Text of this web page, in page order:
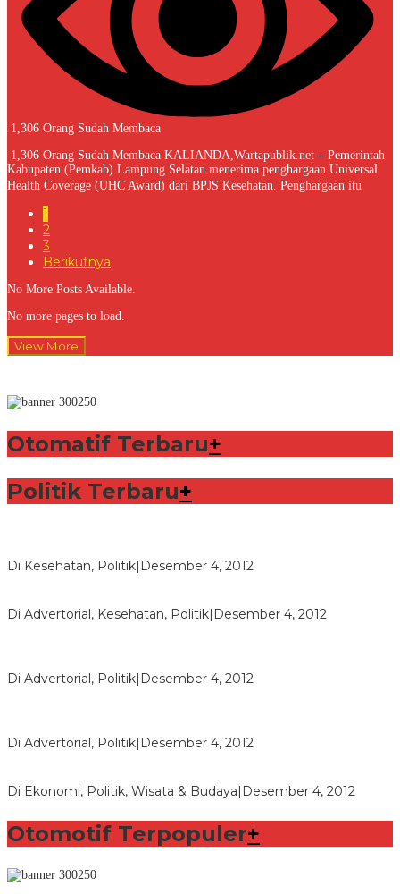
1,306 Orang Sudah Membaca
1,306 Orang Sudah Membaca KALIANDA,Wartapublik.net – Pemerintah
Kabupaten (Pemkab) Lampung Selatan menerima penghargaan Universal
Health Coverage (UHC Award) dari BPJS Kesehatan. Penghargaan itu
1
2
3
Berikutnya
No More Posts Available.
No more pages to load.
View More
Otomatif Terbaru+
Politik Terbaru+
Di Kesehatan, Politik| Desember 4, 2012
Di Advertorial, Kesehatan, Politik| Desember 4, 2012
Di Advertorial, Politik| Desember 4, 2012
Di Advertorial, Politik| Desember 4, 2012
Di Ekonomi, Politik, Wisata & Budaya| Desember 4, 2012
Otomotif Terpopuler+